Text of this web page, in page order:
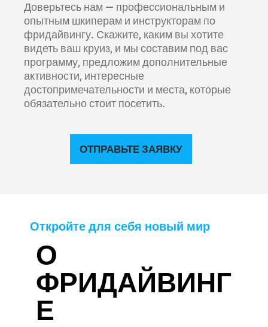
Доверьтесь нам — профессиональным и
опытным шкиперам и инструкторам по
фридайвингу. Скажите, каким вы хотите
видеть ваш круиз, и мы составим под вас
программу, предложим дополнительные
активности, интересные
достопримечательности и места, которые
обязательно стоит посетить.
ОТПРАВЬТЕ ЗАЯВКУ
Откройте для себя новый мир
О
ФРИДАЙВИНГ
Е